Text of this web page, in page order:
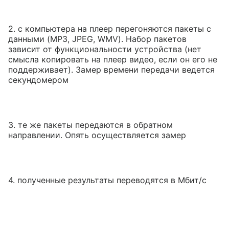
2. с компьютера на плеер перегоняются пакеты с
данными (MP3, JPEG, WMV). Набор пакетов
зависит от функциональности устройства (нет
смысла копировать на плеер видео, если он его не
поддерживает). Замер времени передачи ведется
секундомером
3. те же пакеты передаются в обратном
направлении. Опять осуществляется замер
4. полученные результаты переводятся в Мбит/с